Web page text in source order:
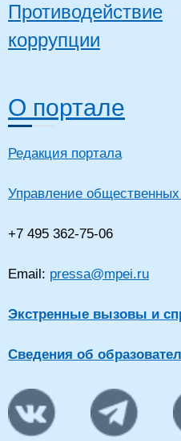
Противодействие
коррупции
О портале
Редакция портала
Управление общественных
+7 495 362-75-06
Email: pressa@mpei.ru
Экстренные вызовы и
Сведения об